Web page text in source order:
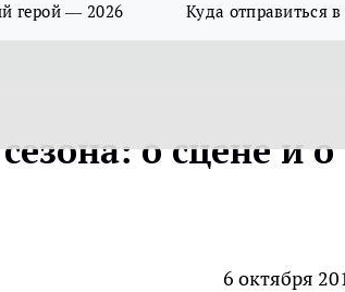
герой — 2026 Куда отправиться в
о сцене и о
6 октября